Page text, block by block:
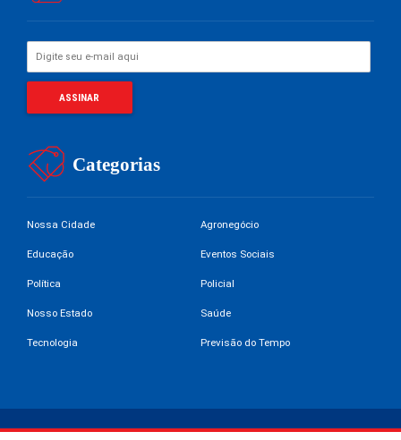
Categorias
Nossa Cidade Agronegócio
Educação Eventos Sociais
Política Policial
Nosso Estado Saúde
Tecnologia Previsão do Tempo